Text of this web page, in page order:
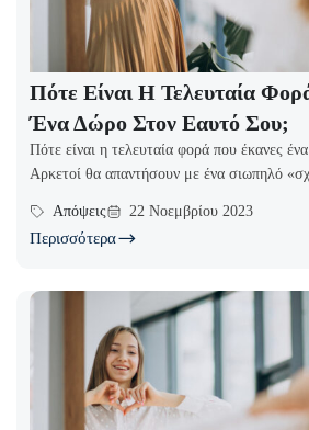
Πότε Είναι Η Τελευταία
Ένα Δώρο Στον Εαυτό Σου;
Πότε είναι η τελευταία φορά που έκανες
Αρκετοί θα απαντήσουν με ένα σιωπηλό
Απόψεις 22 Νοεμβρίου 2023
Περισσότερα